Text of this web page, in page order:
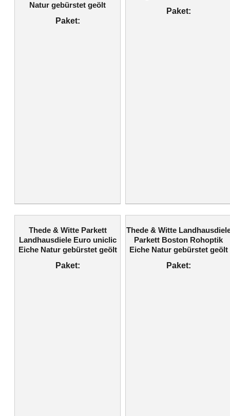
Natur gebürstet geölt
Paket:
Paket:
Thede & Witte Parkett
Landhausdiele Euro uniclic
Eiche Natur gebürstet geölt
Paket:
Thede & Witte
Parkett Boston Rohoptik
Eiche Natur gebürstet geölt
Paket: